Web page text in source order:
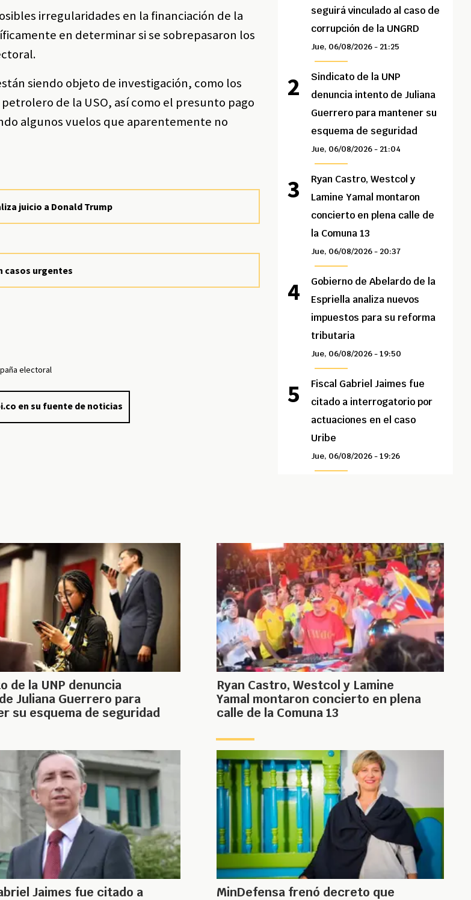
irregularidades en la financiación de la
en determinar si se sobrepasaron los
siendo objeto de investigación, como los
de la USO, así como el presunto pago
algunos vuelos que aparentemente no
juicio a Donald Trump
casos urgentes
electoral
en su fuente de noticias
seguirá vinculado al caso de
corrupción de la UNGRD
Jue, 06/08/2026 - 21:25
Sindicato de la UNP
denuncia intento de Juliana
Guerrero para mantener su
esquema de seguridad
Jue, 06/08/2026 - 21:04
Ryan Castro, Westcol y
Lamine Yamal montaron
concierto en plena calle de
la Comuna 13
Jue, 06/08/2026 - 20:37
Gobierno de Abelardo de la
Espriella analiza nuevos
impuestos para su reforma
tributaria
Jue, 06/08/2026 - 19:50
Fiscal Gabriel Jaimes fue
citado a interrogatorio por
actuaciones en el caso
Uribe
Jue, 06/08/2026 - 19:26
de la UNP denuncia
Juliana Guerrero para
su esquema de seguridad
Ryan Castro, Westcol y Lamine
Yamal montaron concierto en plena
calle de la Comuna 13
Jaimes fue citado a
MinDefensa frenó decreto que